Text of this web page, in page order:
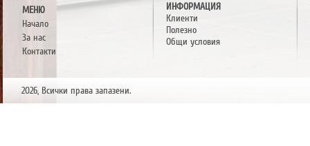
МЕНЮ
Начало
За нас
Контакти
ИНФОРМАЦИЯ
Клиенти
Полезно
Общи условия
2026, Всички права запазени.